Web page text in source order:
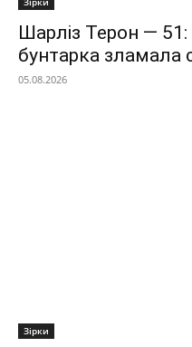
Шарліз Терон — 51:
бунтарка зламала
05.08.2026
Зірки